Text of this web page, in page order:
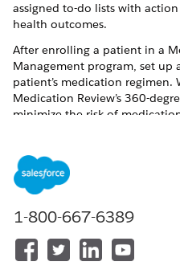
assigned to-do lists with
health outcomes.
After enrolling a patient in a
Management program, set up
patient’s medication regimen.
Medication Review’s 360-
minimize the risk of
Detecting clinical issues
Assigning to-do lists to the
Tracking validations to
Sharing the
document with the patient
Periodically reassessing the
1-800-667-6389